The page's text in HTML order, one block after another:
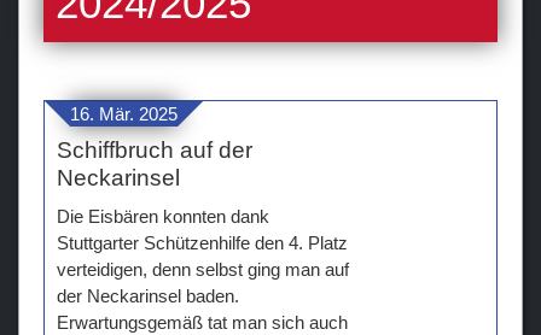
2024-2025
2022-2023
2021-2022
2020-2021
2018-2019
2017-2018
2016-2017
16. Mär. 2025
Schiffbruch auf der
Neckarinsel
Die Eisbären konnten dank
Stuttgarter Schützenhilfe den 4. Platz
verteidigen, denn selbst ging man auf
der Neckarinsel baden.
Erwartungsgemäß tat man sich auch